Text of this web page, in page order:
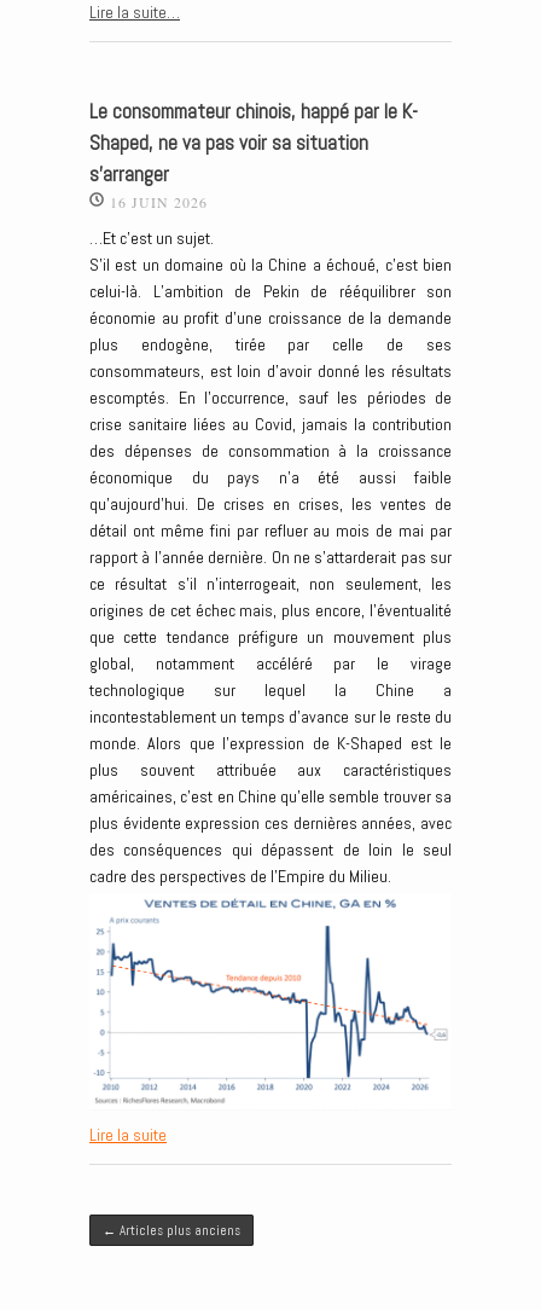
Lire la suite…
Le consommateur chinois, happé par le K-
Shaped, ne va pas voir sa situation
s’arranger
16 JUIN 2026
…Et c’est un sujet.
S’il est un domaine où la Chine a échoué, c’est bien
celui-là. L’ambition de Pekin de rééquilibrer son
économie au profit d’une croissance de la demande
plus endogène, tirée par celle de ses
consommateurs, est loin d’avoir donné les résultats
escomptés. En l’occurrence, sauf les périodes de
crise sanitaire liées au Covid, jamais la contribution
des dépenses de consommation à la croissance
économique du pays n’a été aussi faible
qu’aujourd’hui. De crises en crises, les ventes de
détail ont même fini par refluer au mois de mai par
rapport à l’année dernière. On ne s’attarderait pas sur
ce résultat s’il n’interrogeait, non seulement, les
origines de cet échec mais, plus encore, l’éventualité
que cette tendance préfigure un mouvement plus
global, notamment accéléré par le virage
technologique sur lequel la Chine a
incontestablement un temps d’avance sur le reste du
monde. Alors que l’expression de K-Shaped est le
plus souvent attribuée aux caractéristiques
américaines, c’est en Chine qu’elle semble trouver sa
plus évidente expression ces dernières années, avec
des conséquences qui dépassent de loin le seul
cadre des perspectives de l’Empire du Milieu.
Lire la suite
Post navigation
← Articles plus anciens